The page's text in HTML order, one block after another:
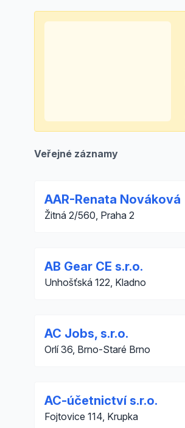
Veřejné záznamy
AAR-Renata Nováková
Žitná 2/560, Praha 2
AB Gear CE s.r.o.
Unhošťská 122, Kladno
AC Jobs, s.r.o.
Orlí 36, Brno-Staré Brno
AC-účetnictví s.r.o.
Fojtovice 114, Krupka